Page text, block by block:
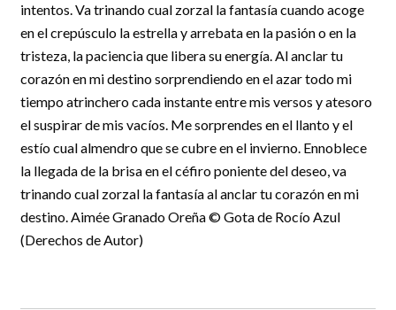
intentos. Va trinando cual zorzal la fantasía cuando acoge
en el crepúsculo la estrella y arrebata en la pasión o en la
tristeza, la paciencia que libera su energía. Al anclar tu
corazón en mi destino sorprendiendo en el azar todo mi
tiempo atrinchero cada instante entre mis versos y atesoro
el suspirar de mis vacíos. Me sorprendes en el llanto y el
estío cual almendro que se cubre en el invierno. Ennoblece
la llegada de la brisa en el céfiro poniente del deseo, va
trinando cual zorzal la fantasía al anclar tu corazón en mi
destino. Aimée Granado Oreña © Gota de Rocío Azul
(Derechos de Autor)